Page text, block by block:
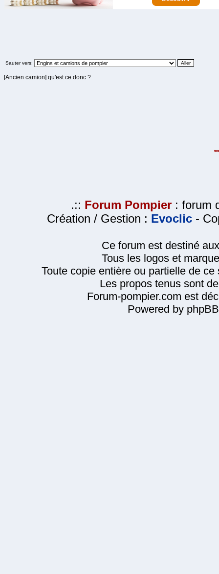
Sauter vers:
[Ancien camion] qu'est ce donc ?
.:: Forum Pompier : forum
Création / Gestion : Evoclic -
Ce forum est destiné
Tous les logos et
Toute copie entière ou partielle de
Les propos tenus sont
Forum-pompier.com est
Powered by